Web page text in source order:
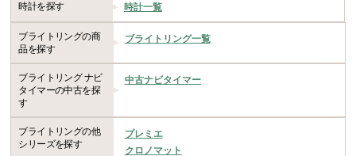
時計を探す 時計一覧
ブライトリングの商
品を探す
ブライトリング一覧
ブライトリング ナビ
タイマーの中古を探
す
中古ナビタイマー
ブライトリングの他
シリーズを探す
プレミエ
クロノマット